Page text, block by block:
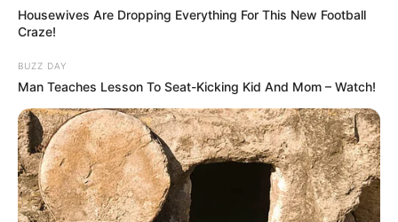
Housewives Are Dropping Everything For This New Football
Craze!
BUZZ DAY
Man Teaches Lesson To Seat-Kicking Kid And Mom – Watch!